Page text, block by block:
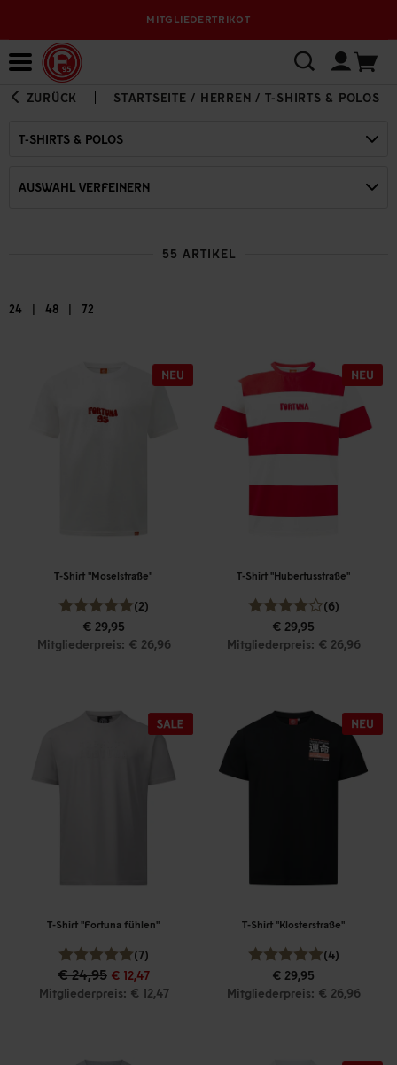
MITGLIEDERTRIKOT
ZURÜCK STARTSEITE / HERREN / T-SHIRTS & POLOS
T-SHIRTS & POLOS
AUSWAHL VERFEINERN
55 ARTIKEL
24 | 48 | 72
T-Shirt "Moselstraße"
(2)
€ 29,95
Mitgliederpreis: € 26,96
T-Shirt "Hubertusstraße"
(6)
€ 29,95
Mitgliederpreis: € 26,96
T-Shirt "Fortuna fühlen"
(7)
€ 24,95 € 12,47
Mitgliederpreis: € 12,47
T-Shirt "Klosterstraße"
(4)
€ 29,95
Mitgliederpreis: € 26,96